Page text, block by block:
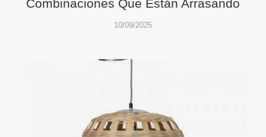
Combinaciones Que Están Arrasando
10/09/2025